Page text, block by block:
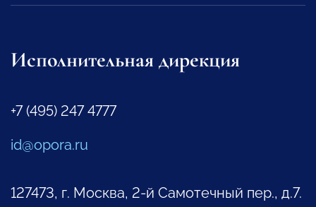
Исполнительная дирекция
+7 (495) 247 4777
id@opora.ru
127473, г. Москва, 2-й Самотечный пер., д.7.